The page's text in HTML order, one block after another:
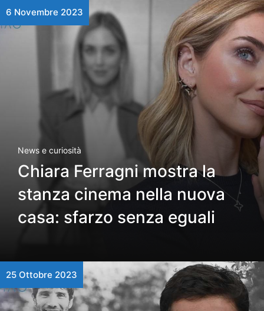
6 Novembre 2023
News e curiosità
Chiara Ferragni mostra la
stanza cinema nella nuova
casa: sfarzo senza eguali
25 Ottobre 2023